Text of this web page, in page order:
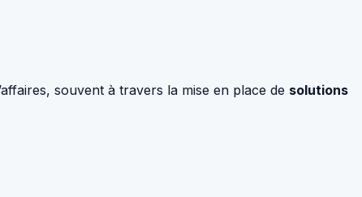
souvent à travers la mise en place de solutions